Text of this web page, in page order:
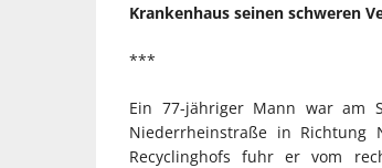
Krankenhaus seinen schweren
***
Ein 77-jähriger Mann war am
Niederrheinstraße in
Recyclinghofs fuhr er vom